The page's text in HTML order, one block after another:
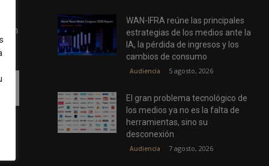
WAN-IFRA reúne las principales
estrategias de los medios ante la
IA, la pérdida de ingresos y los
cambios de consumo
Audiencia 5 agosto, 2026
El gran problema tecnológico de
los medios ya no es la falta de
herramientas, sino su
desconexión
Audiencia 7 agosto, 2026